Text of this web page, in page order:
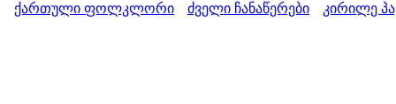
ქართული ფოლკლორი ძველი ჩანაწერები კირილე